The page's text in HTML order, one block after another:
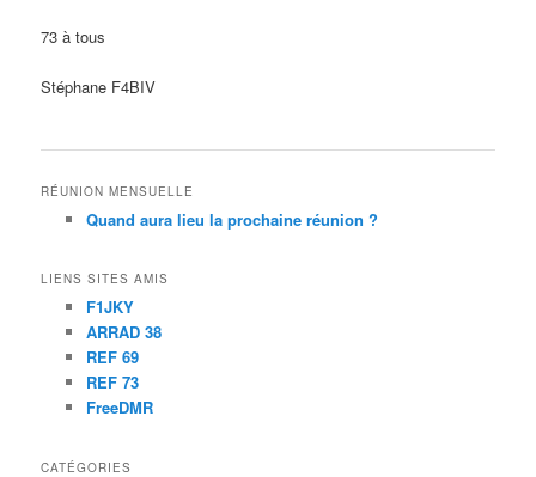
73 à tous
Stéphane F4BIV
RÉUNION MENSUELLE
Quand aura lieu la prochaine réunion ?
LIENS SITES AMIS
F1JKY
ARRAD 38
REF 69
REF 73
FreeDMR
CATÉGORIES